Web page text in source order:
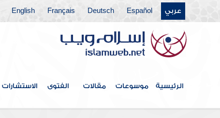
عربي Español
Deutsch
Français
English
الرئيسية موسوعات مقالات الفتوى الاستشارات